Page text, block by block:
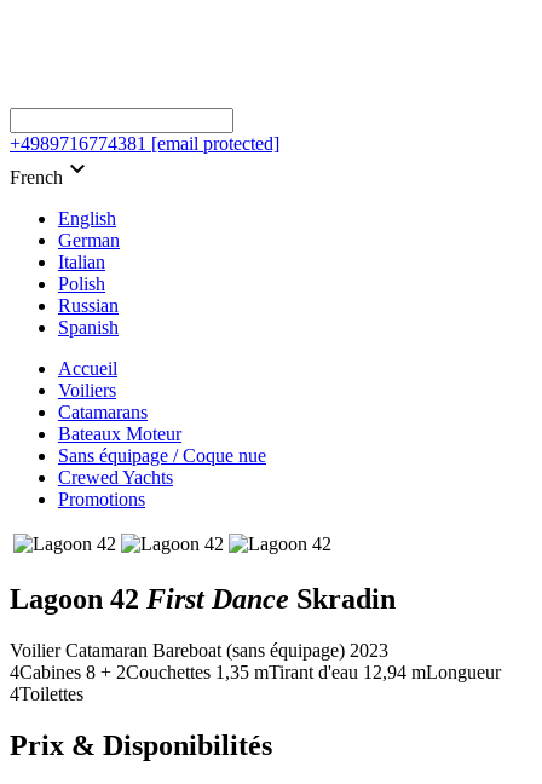
+4989716774381 [email protected]
French keyboard_arrow_down
English
German
Italian
Polish
Russian
Spanish
Accueil
Voiliers
Catamarans
Bateaux Moteur
Sans équipage / Coque nue
Crewed Yachts
Promotions
Lagoon 42 First Dance Skradin
Voilier Catamaran Bareboat (sans équipage) 2023
4Cabines 8 + 2Couchettes 1,35 mTirant d'eau 12,94 mLongueur
4Toilettes
Prix & Disponibilités